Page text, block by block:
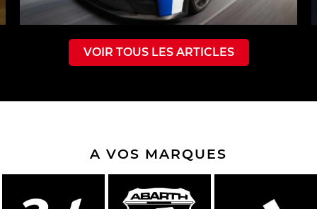
VOIR TOUS LES ARTICLES
A VOS MARQUES